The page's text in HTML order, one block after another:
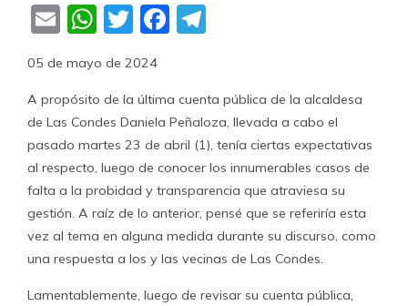
EmailWhatsApp
TwitterFacebook
05 de mayo de 2024
A propósito de la última cuenta pública de la alcaldesa
de Las Condes Daniela Peñaloza, llevada a cabo el
pasado martes 23 de abril (1), tenía ciertas expectativas
al respecto, luego de conocer los innumerables casos de
falta a la probidad y transparencia que atraviesa su
gestión. A raíz de lo anterior, pensé que se referiría esta
vez al tema en alguna medida durante su discurso, como
una respuesta a los y las vecinas de Las Condes.
Lamentablemente, luego de revisar su cuenta pública,